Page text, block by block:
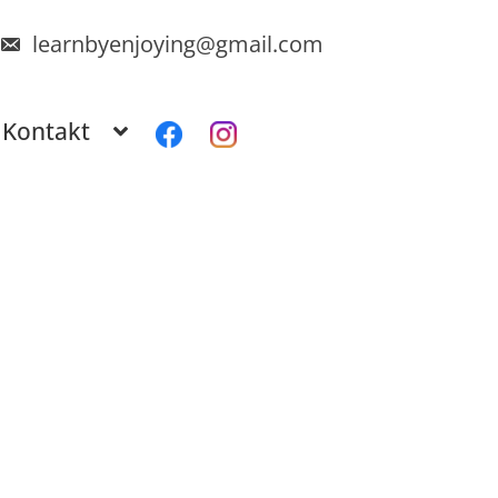
learnbyenjoying@gmail.com
Kontakt